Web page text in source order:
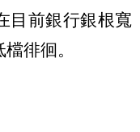
目前銀行銀根寬
徘徊。